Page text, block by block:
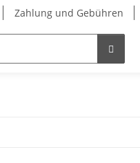
Zahlung und Gebühren